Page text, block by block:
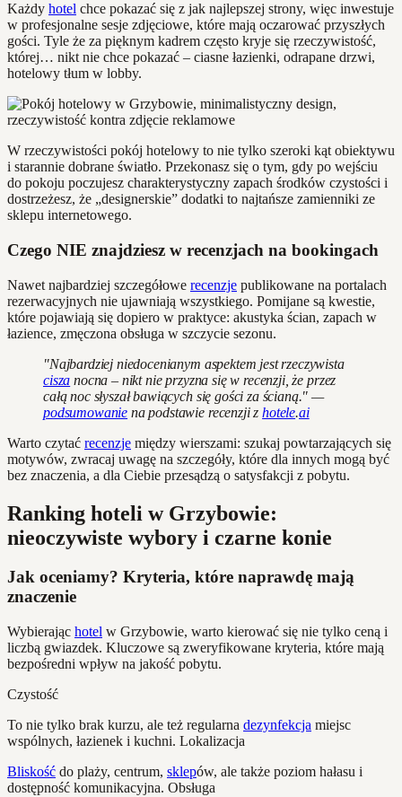
Każdy hotel chce pokazać się z jak najlepszej strony, więc inwestuje
w profesjonalne sesje zdjęciowe, które mają oczarować przyszłych
gości. Tyle że za pięknym kadrem często kryje się rzeczywistość,
której… nikt nie chce pokazać – ciasne łazienki, odrapane drzwi,
hotelowy tłum w lobby.
W rzeczywistości pokój hotelowy to nie tylko szeroki kąt obiektywu
i starannie dobrane światło. Przekonasz się o tym, gdy po wejściu
do pokoju poczujesz charakterystyczny zapach środków czystości i
dostrzeżesz, że „designerskie” dodatki to najtańsze zamienniki ze
sklepu internetowego.
Czego NIE znajdziesz w recenzjach na bookingach
Nawet najbardziej szczegółowe recenzje publikowane na portalach
rezerwacyjnych nie ujawniają wszystkiego. Pomijane są kwestie,
które pojawiają się dopiero w praktyce: akustyka ścian, zapach w
łazience, zmęczona obsługa w szczycie sezonu.
"Najbardziej niedocenianym aspektem jest rzeczywista
cisza nocna – nikt nie przyzna się w recenzji, że przez
całą noc słyszał bawiących się gości za ścianą." —
podsumowanie na podstawie recenzji zhotele.ai
Warto czytać recenzje między wierszami: szukaj powtarzających się
motywów, zwracaj uwagę na szczegóły, które dla innych mogą być
bez znaczenia, a dla Ciebie przesądzą o satysfakcji z pobytu.
Ranking hoteli w Grzybowie:
nieoczywiste wybory i czarne konie
Jak oceniamy? Kryteria, które naprawdę mają
znaczenie
Wybierając hotel w Grzybowie, warto kierować się nie tylko ceną i
liczbą gwiazdek. Kluczowe są zweryfikowane kryteria, które mają
bezpośredni wpływ na jakość pobytu.
Czystość
To nie tylko brak kurzu, ale też regularna dezynfekcja miejsc
wspólnych, łazienek i kuchni. Lokalizacja
Bliskość do plaży, centrum, sklepów, ale także poziom hałasu i
dostępność komunikacyjna. Obsługa